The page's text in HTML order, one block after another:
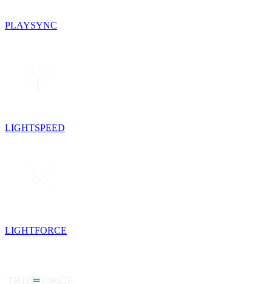
PLAYSYNC
LIGHTSPEED
LIGHTFORCE